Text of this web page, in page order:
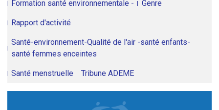
Formation santé environnementale - Genre
Rapport d'activité
Santé-environnement-Qualité de l'air -santé enfants-
santé femmes enceintes
Santé menstruelle Tribune ADEME